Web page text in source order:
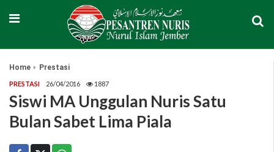
Home Prestasi
PRESTASI 26/04/2016 1887
Siswi MA Unggulan Nuris Satu
Bulan Sabet Lima Piala